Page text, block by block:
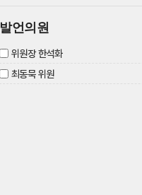
발언의원
위원장 한석화
최동묵 위원